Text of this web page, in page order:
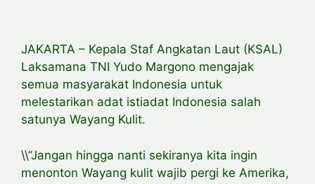
JAKARTA – Kepala Staf Angkatan Laut (KSAL)
Laksamana TNI Yudo Margono mengajak
semua masyarakat Indonesia untuk
melestarikan adat istiadat Indonesia salah
satunya Wayang Kulit.
\\”Jangan hingga nanti sekiranya kita ingin
menonton Wayang kulit wajib pergi ke Amerika,